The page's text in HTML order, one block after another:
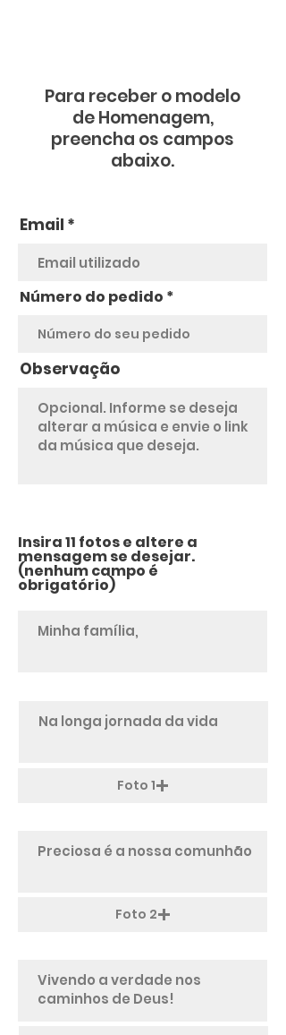
Para receber o modelo
de Homenagem,
preencha os campos
abaixo.
Email
Número do pedido
Observação
Insira 11 fotos e altere a
mensagem se desejar.
(nenhum campo é
obrigatório)
Foto 1
Foto 2